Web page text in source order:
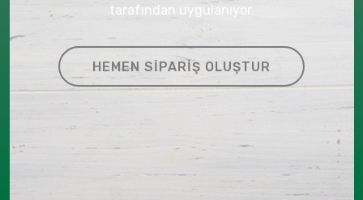
tarafından uygulanıyor.
HEMEN SIPARIŞ OLUŞTUR